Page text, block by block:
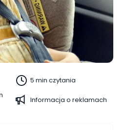
5 min czytania
Informacja o reklamach